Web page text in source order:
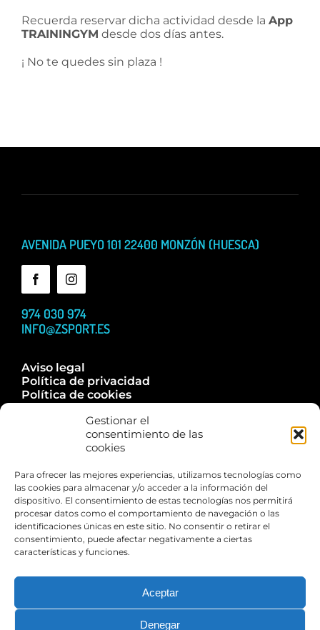
Gestionar el
consentimiento de las
cookies
Para ofrecer las mejores experiencias, utilizamos tecnologías como
las cookies para almacenar y/o acceder a la información del
dispositivo. El consentimiento de estas tecnologías nos permitirá
procesar datos como el comportamiento de navegación o las
identificaciones únicas en este sitio. No consentir o retirar el
consentimiento, puede afectar negativamente a ciertas
características y funciones.
Aceptar
Denegar
Recuerda reservar dicha actividad desde la App
TRAININGYM desde dos días antes.
¡ No te quedes sin plaza !
AVENIDA PUEYO 101 22400 MONZÓN (HUESCA)
974 030 974
INFO@ZSPORT.ES
Aviso legal
Política de privacidad
Política de cookies
Trabaja con nosotros
Esta web está financiada por la Unión Europea – Next
Generation EU